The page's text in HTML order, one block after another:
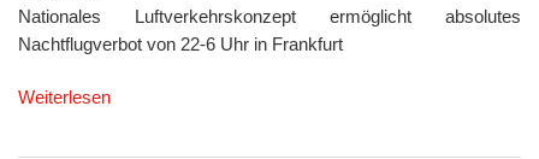
Nationales Luftverkehrskonzept ermöglicht absolutes
Nachtflugverbot von 22-6 Uhr in Frankfurt
Weiterlesen